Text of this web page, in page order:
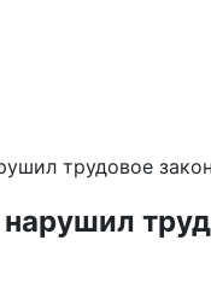
трудовое